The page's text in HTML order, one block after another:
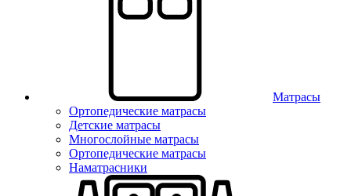
Матрасы
Ортопедические матрасы
Детские матрасы
Многослойные матрасы
Ортопедические матрасы
Наматрасники